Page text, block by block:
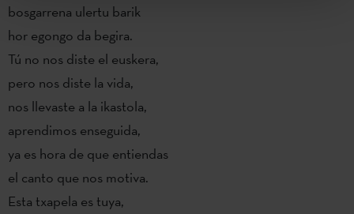
bosgarrena ulertu barik
hor egongo da begira.
Tú no nos diste el euskera,
pero nos diste la vida,
nos llevaste a la ikastola,
aprendimos enseguida,
ya es hora de que entiendas
el canto que nos motiva.
Esta txapela es tuya,